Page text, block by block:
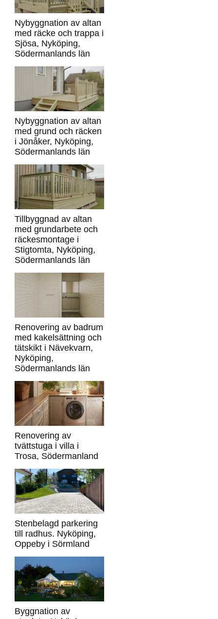
Nybyggnation av altan
med räcke och trappa i
Sjösa, Nyköping,
Södermanlands län
Nybyggnation av altan
med grund och räcken
i Jönåker, Nyköping,
Södermanlands län
Tillbyggnad av altan
med grundarbete och
räckesmontage i
Stigtomta, Nyköping,
Södermanlands län
Renovering av badrum
med kakelsättning och
tätskikt i Nävekvarn,
Nyköping,
Södermanlands län
Renovering av
tvättstuga i villa i
Trosa, Södermanland
Stenbelagd parkering
till radhus. Nyköping,
Oppeby i Sörmland
Byggnation av